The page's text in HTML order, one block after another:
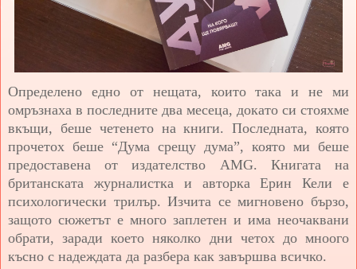
Определено едно от нещата, които така и не ми
омръзнаха в последните два месеца, докато си стояхме
вкъщи, беше четенето на книги. Последната, която
прочетох беше “Дума срещу дума”, която ми беше
предоставена от издателство AMG. Книгата на
британската журналистка и авторка Ерин Кели е
психологически трилър. Изчита се мигновено бързо,
защото сюжетът е много заплетен и има неочаквани
обрати, заради което няколко дни четох до мноого
късно с надеждата да разбера как завършва всичко.